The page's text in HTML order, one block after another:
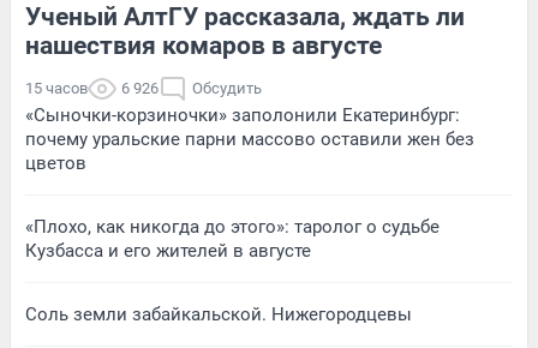
Ученый АлтГУ рассказала, ждать ли
нашествия комаров в августе
15 часов 6 926 Обсудить
«Сыночки-корзиночки» заполонили Екатеринбург:
почему уральские парни массово оставили жен без
цветов
«Плохо, как никогда до этого»: таролог о судьбе
Кузбасса и его жителей в августе
Соль земли забайкальской. Нижегородцевы